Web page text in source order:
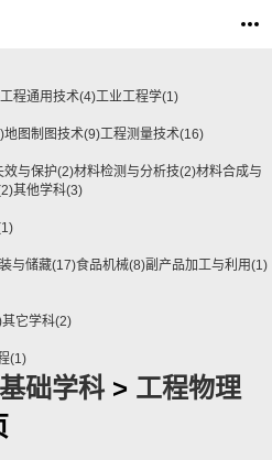
工程通用技术(4)工业工程学(1)
地图制图技术(9)工程测量技术(16)
效与保护(2)材料检测与分析技(2)材料合成与
其他学科(3)
与储藏(17)食品机械(8)副产品加工与利用(1)
其它学科(2)
(1)
基础学科> 工程物理